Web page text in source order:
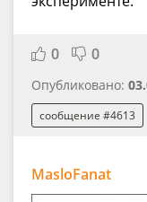
0 0
Опубликовано:
сообщение #4613
MasloFanat